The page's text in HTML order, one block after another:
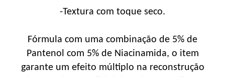
-Textura com toque seco.
Fórmula com uma combinação de 5% de
Pantenol com 5% de Niacinamida, o item
garante um efeito múltiplo na reconstrução